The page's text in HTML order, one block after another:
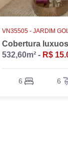
VN35505 - JARDIM
532,60m² - R$
6 6